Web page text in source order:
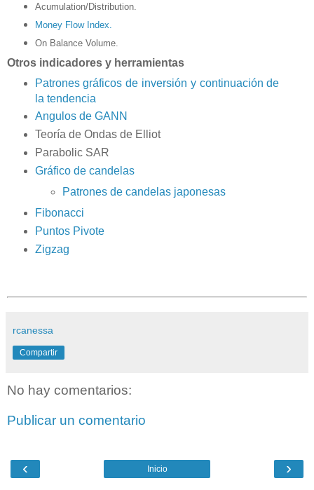
Acumulation/Distribution.
Money Flow Index.
On Balance Volume.
Otros indicadores y herramientas
Patrones gráficos de inversión y continuación de
la tendencia
Angulos de GANN
Teoría de Ondas de Elliot
Parabolic SAR
Gráfico de candelas
Patrones de candelas japonesas
Fibonacci
Puntos Pivote
Zigzag
rcanessa
Compartir
No hay comentarios:
Publicar un comentario
‹ ›
Inicio